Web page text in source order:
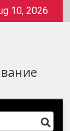
10, 2026